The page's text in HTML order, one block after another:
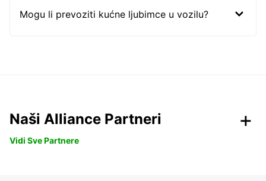
Mogu li prevoziti kućne ljubimce u vozilu?
Naši Alliance Partneri
Vidi Sve Partnere